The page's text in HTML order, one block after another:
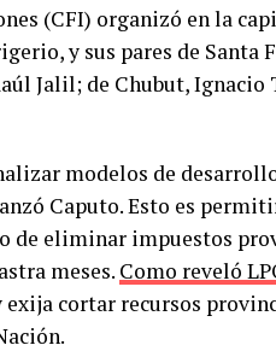
(CFI) organizó en la
y sus pares de Santa
Jalil; de Chubut, Ignacio
modelos de
Caputo. Esto es
de eliminar impuestos
meses. Como reveló
cortar recursos